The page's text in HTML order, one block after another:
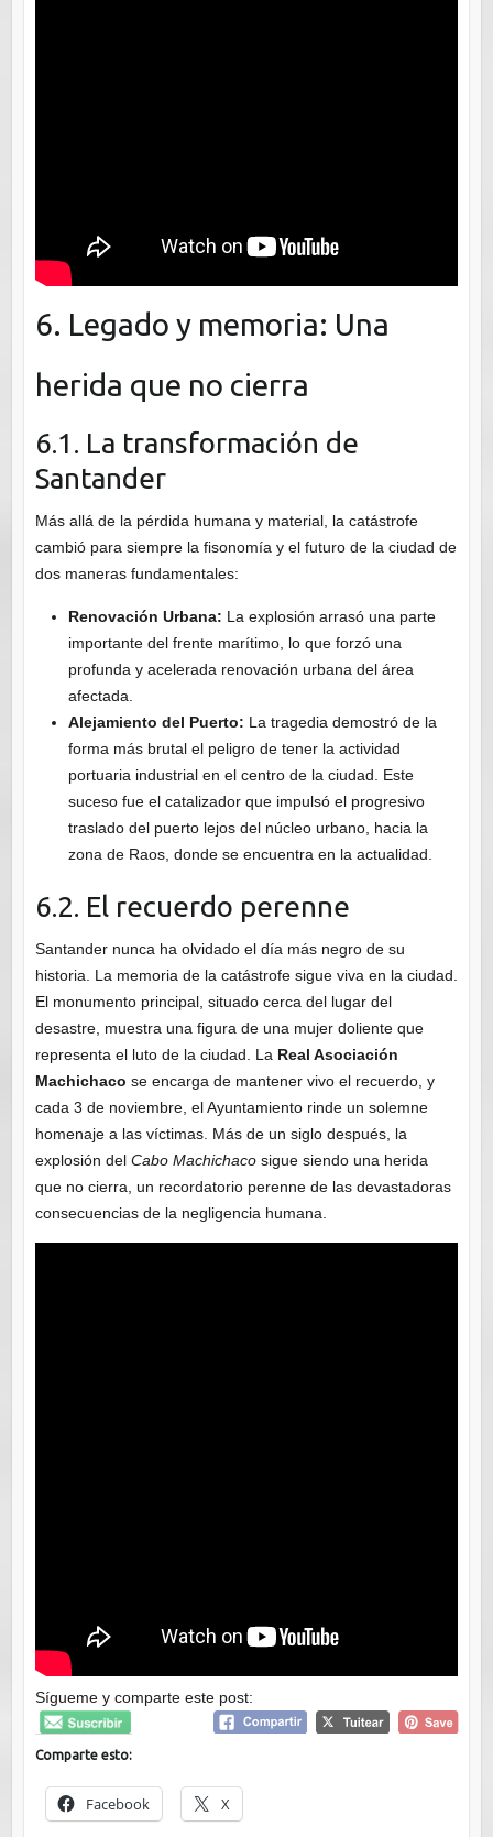
6. Legado y memoria: Una
herida que no cierra
6.1. La transformación de
Santander
Más allá de la pérdida humana y material, la catástrofe
cambió para siempre la fisonomía y el futuro de la ciudad de
dos maneras fundamentales:
Renovación Urbana: La explosión arrasó una parte
importante del frente marítimo, lo que forzó una
profunda y acelerada renovación urbana del área
afectada.
Alejamiento del Puerto: La tragedia demostró de la
forma más brutal el peligro de tener la actividad
portuaria industrial en el centro de la ciudad. Este
suceso fue el catalizador que impulsó el progresivo
traslado del puerto lejos del núcleo urbano, hacia la
zona de Raos, donde se encuentra en la actualidad.
6.2. El recuerdo perenne
Santander nunca ha olvidado el día más negro de su
historia. La memoria de la catástrofe sigue viva en la ciudad.
El monumento principal, situado cerca del lugar del
desastre, muestra una figura de una mujer doliente que
representa el luto de la ciudad. La Real Asociación
Machichaco se encarga de mantener vivo el recuerdo, y
cada 3 de noviembre, el Ayuntamiento rinde un solemne
homenaje a las víctimas. Más de un siglo después, la
explosión del Cabo Machichacosigue siendo una herida
que no cierra, un recordatorio perenne de las devastadoras
consecuencias de la negligencia humana.
Sígueme y comparte este post:
Comparte esto:
Facebook X